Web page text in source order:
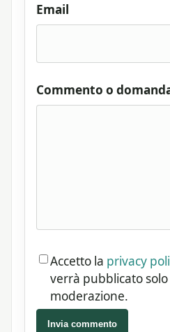
Email
Commento o
Accetto la privacy
verrà pubblicato
moderazione.
Invia commento